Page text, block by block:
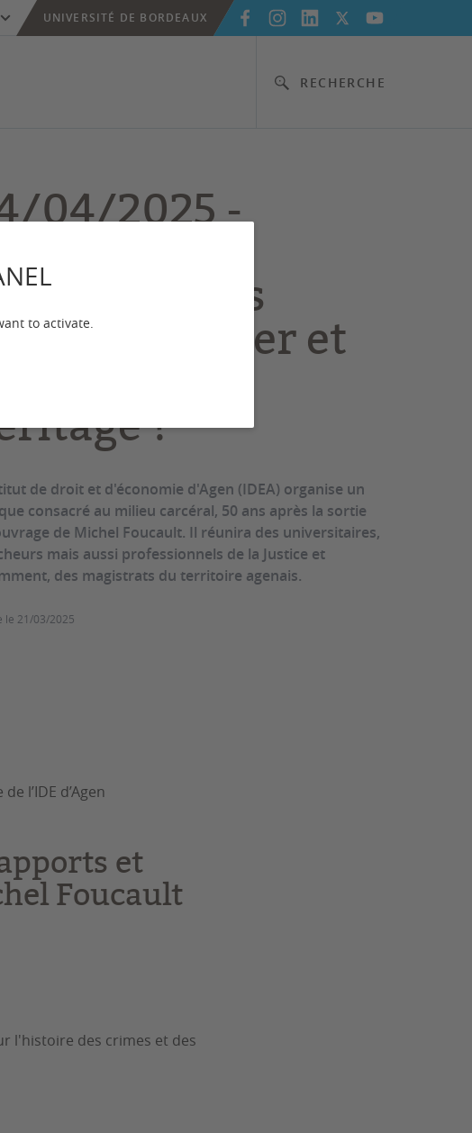
to activate.
RECHERCHE
UNIVERSITÉ DE BORDEAUX
04/2025 -
"Les
50 ans
Surveiller et
: quel
?"
de droit et d'économie d'Agen (IDEA) organise un
consacré au milieu carcéral, 50 ans après la sortie
de Michel Foucault. Il réunira des universitaires,
mais aussi professionnels de la Justice et
des magistrats du territoire agenais.
le 21/03/2025
l’IDE d’Agen
et
Foucault
l'histoire des crimes et des